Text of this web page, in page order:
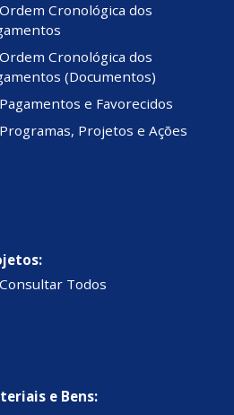
Ordem Cronológica dos
Ordem Cronológica dos
(Documentos)
Pagamentos e Favorecidos
Programas, Projetos e Ações
Consultar Todos
e Bens: